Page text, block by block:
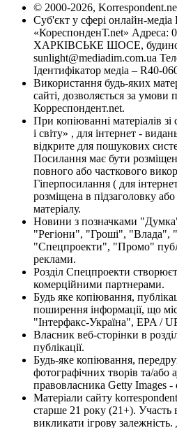
© 2000-2026,
Суб'єкт у сфері онлайн-
«КореспонденТ.net» Адреса:
ХАРКІВСЬКЕ ШОСЕ,
sunlight@mediadim.com.ua
Ідентифікатор медіа – R40-
Використання будь-яких
сайті, дозволяється за умови
Корреспондент.net.
При копіюванні матеріалів
і світу» , для інтернет -
відкрите для пошукових
Посилання має бути
повного або часткового
Гіперпосилання ( для
розміщена в підзаголовку
матеріалу.
Новини з позначками
"Регіони", "Гроші", "Влада",
"Спецпроекти", "Промо"
реклами.
Розділ Спецпроекти
комерційними партнерами.
Будь яке копіювання,
поширення інформації, що
"Інтерфакс-Україна", EPA /
Власник веб-сторінки в
публікації.
Будь-яке копіювання,
фотографічних творів та/або
правовласника Getty Images -
Матеріали сайту
старше 21 року (21+). Участь
викликати ігрову